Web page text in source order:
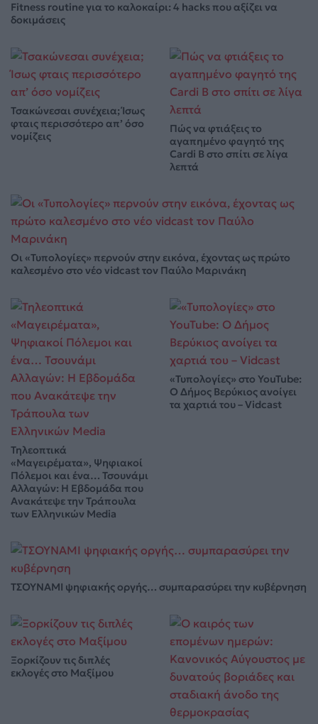
Fitness routine για το καλοκαίρι: 4 hacks που αξίζει να
δοκιμάσεις
Τσακώνεσαι συνέχεια; Ίσως
φταις περισσότερο απ’ όσο
νομίζεις
Πώς να φτιάξεις το
αγαπημένο φαγητό της
Cardi B στο σπίτι σε λίγα
λεπτά
Οι «Τυπολογίες» περνούν στην εικόνα, έχοντας ως πρώτο
καλεσμένο στο νέο vidcast τον Παύλο Μαρινάκη
Τηλεοπτικά
«Μαγειρέματα», Ψηφιακοί
Πόλεμοι και ένα… Τσουνάμι
Αλλαγών: Η Εβδομάδα που
Ανακάτεψε την Τράπουλα
των Ελληνικών Media
«Τυπολογίες» στο YouTube:
Ο Δήμος Βερύκιος ανοίγει
τα χαρτιά του – Vidcast
ΤΣΟΥΝΑΜΙ ψηφιακής οργής… συμπαρασύρει την κυβέρνηση
Ξορκίζουν τις διπλές
εκλογές στο Μαξίμου